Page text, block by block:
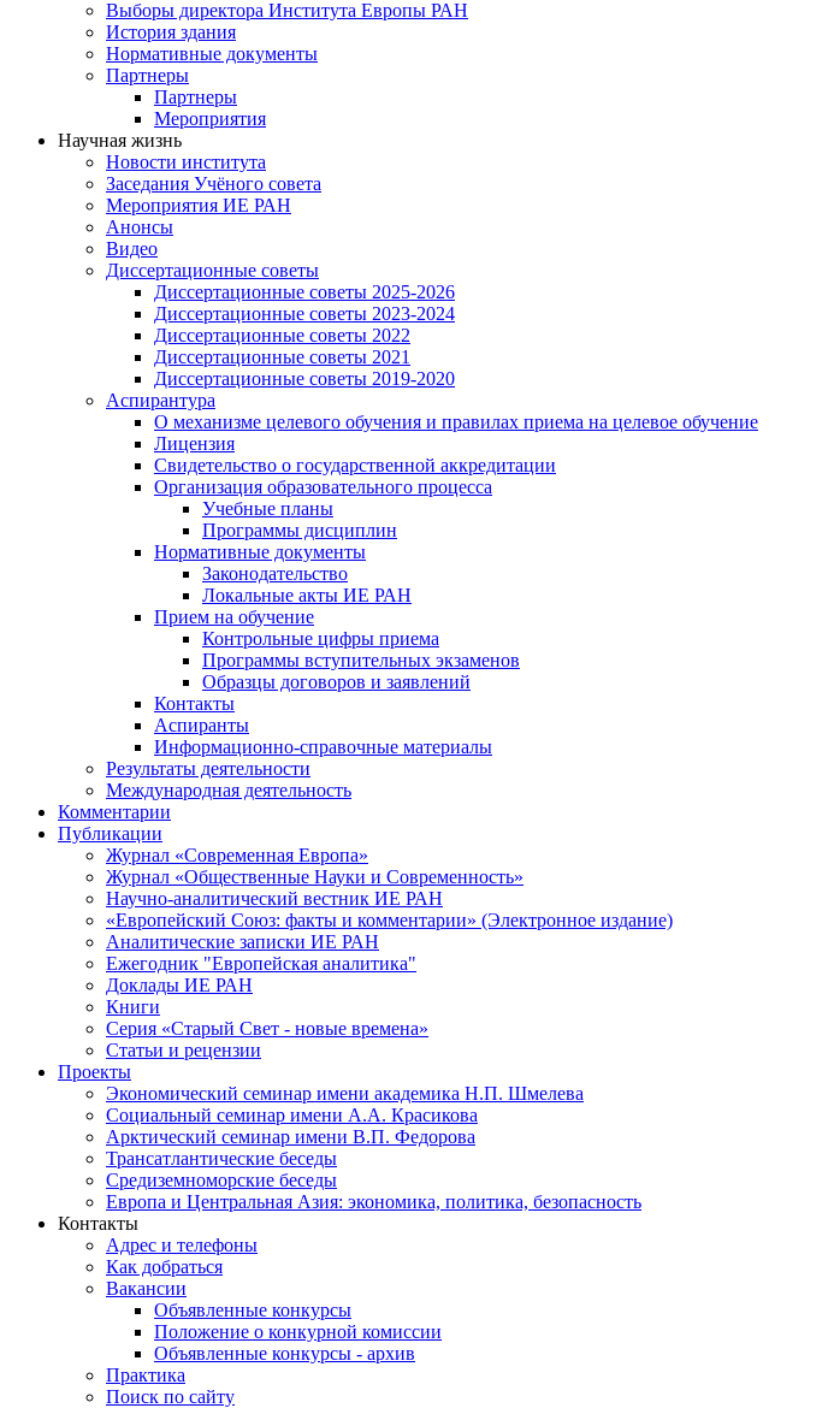
Выборы директора Института Европы РАН
История здания
Нормативные документы
Партнеры
Партнеры
Мероприятия
Научная жизнь
Новости института
Заседания Учёного совета
Мероприятия ИЕ РАН
Анонсы
Видео
Диссертационные советы
Диссертационные советы 2025-2026
Диссертационные советы 2023-2024
Диссертационные советы 2022
Диссертационные советы 2021
Диссертационные советы 2019-2020
Аспирантура
О механизме целевого обучения и правилах приема на целевое обучение
Лицензия
Свидетельство о государственной аккредитации
Организация образовательного процесса
Учебные планы
Программы дисциплин
Нормативные документы
Законодательство
Локальные акты ИЕ РАН
Прием на обучение
Контрольные цифры приема
Программы вступительных экзаменов
Образцы договоров и заявлений
Контакты
Аспиранты
Информационно-справочные материалы
Результаты деятельности
Международная деятельность
Комментарии
Публикации
Журнал «Современная Европа»
Журнал «Общественные Науки и Современность»
Научно-аналитический вестник ИЕ РАН
«Европейский Союз: факты и комментарии» (Электронное издание)
Аналитические записки ИЕ РАН
Ежегодник "Европейская аналитика"
Доклады ИЕ РАН
Книги
Серия «Старый Свет - новые времена»
Статьи и рецензии
Проекты
Экономический семинар имени академика Н.П. Шмелева
Социальный семинар имени А.А. Красикова
Арктический семинар имени В.П. Федорова
Трансатлантические беседы
Средиземноморские беседы
Европа и Центральная Азия: экономика, политика, безопасность
Контакты
Адрес и телефоны
Как добраться
Вакансии
Объявленные конкурсы
Положение о конкурной комиссии
Объявленные конкурсы - архив
Практика
Поиск по сайту